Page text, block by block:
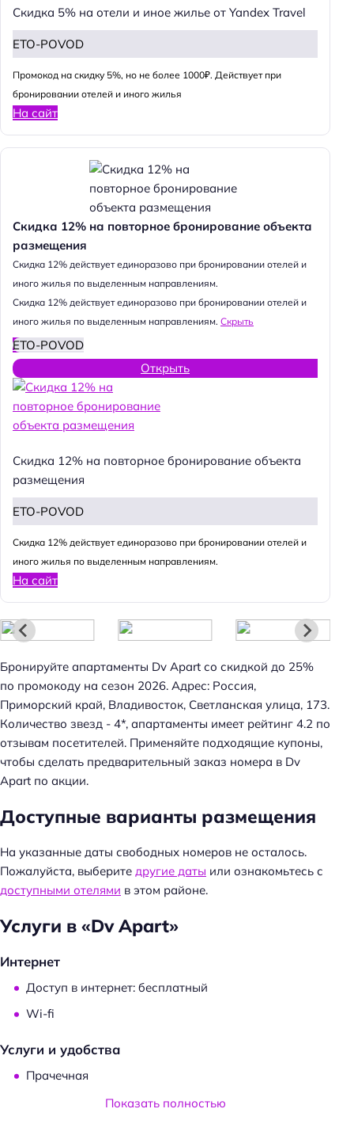
Скидка 5% на отели и иное жилье от Yandex Travel
ETO-POVOD
Промокод на скидку 5%, но не более 1000₽. Действует при
бронировании отелей и иного жилья
На сайт
Скидка 12% на повторное бронирование объекта
размещения
Cкидка 12% действует единоразово при бронировании отелей и
иного жилья по выделенным направлениям.
Cкидка 12% действует единоразово при бронировании отелей и
иного жилья по выделенным направлениям. Скрыть
ETO-POVOD
Открыть
Скидка 12% на повторное бронирование объекта
размещения
ETO-POVOD
Cкидка 12% действует единоразово при бронировании отелей и
иного жилья по выделенным направлениям.
На сайт
Бронируйте апартаменты Dv Apart со скидкой до 25%
по промокоду на сезон 2026. Адрес: Россия,
Приморский край, Владивосток, Светланская улица, 173.
Количество звезд - 4*, апартаменты имеет рейтинг 4.2 по
отзывам посетителей. Применяйте подходящие купоны,
чтобы сделать предварительный заказ номера в Dv
Apart по акции.
Доступные варианты размещения
На указанные даты свободных номеров не осталось.
Пожалуйста, выберите другие даты или ознакомьтесь с
доступными отелями в этом районе.
Услуги в «Dv Apart»
Интернет
Доступ в интернет: бесплатный
Wi-fi
Услуги и удобства
Прачечная
Показать полностью
Н
т
: